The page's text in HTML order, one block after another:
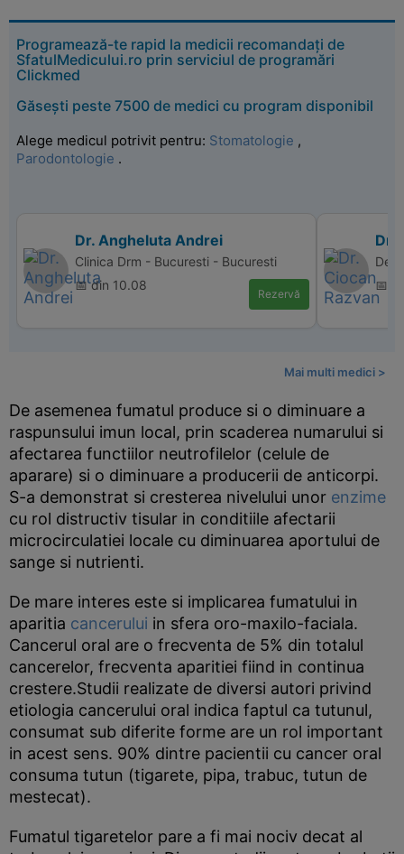
Programează-te rapid la medicii recomandați de
SfatulMedicului.ro prin serviciul de programări
Clickmed
Găsești peste 7500 de medici cu program disponibil
Alege medicul potrivit pentru: Stomatologie ,
Parodontologie .
Dr. Angheluta Andrei
Clinica Drm - Bucuresti - Bucuresti
📅 din 10.08
Rezervă
Dr.
📅
Mai multi medici >
De asemenea fumatul produce si o diminuare a
raspunsului imun local, prin scaderea numarului si
afectarea functiilor neutrofilelor (celule de
aparare) si o diminuare a producerii de anticorpi.
S-a demonstrat si cresterea nivelului unor enzime
cu rol distructiv tisular in conditiile afectarii
microcirculatiei locale cu diminuarea aportului de
sange si nutrienti.
De mare interes este si implicarea fumatului in
aparitia cancerului in sfera oro-maxilo-faciala.
Cancerul oral are o frecventa de 5% din totalul
cancerelor, frecventa aparitiei fiind in continua
crestere.Studii realizate de diversi autori privind
etiologia cancerului oral indica faptul ca tutunul,
consumat sub diferite forme are un rol important
in acest sens. 90% dintre pacientii cu cancer oral
consuma tutun (tigarete, pipa, trabuc, tutun de
mestecat).
Fumatul tigaretelor pare a fi mai nociv decat al